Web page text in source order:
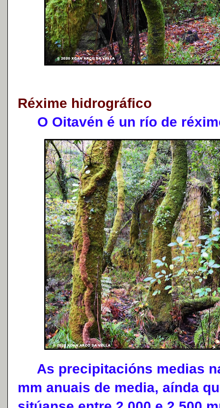
Réxime hidrográfico
O Oitavén é un río de
As precipitacións medias
mm anuais de media, aínda